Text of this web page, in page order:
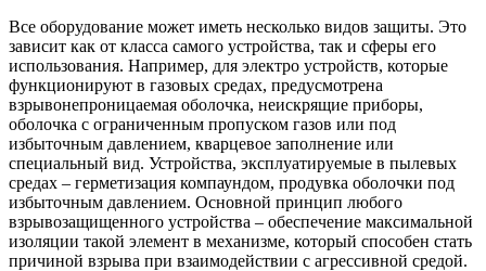
Все оборудование может иметь несколько видов защиты. Это
зависит как от класса самого устройства, так и сферы его
использования. Например, для электро устройств, которые
функционируют в газовых средах, предусмотрена
взрывонепроницаемая оболочка, неискрящие приборы,
оболочка с ограниченным пропуском газов или под
избыточным давлением, кварцевое заполнение или
специальный вид. Устройства, эксплуатируемые в пылевых
средах – герметизация компаундом, продувка оболочки под
избыточным давлением. Основной принцип любого
взрывозащищенного устройства – обеспечение максимальной
изоляции такой элемент в механизме, который способен стать
причиной взрыва при взаимодействии с агрессивной средой.